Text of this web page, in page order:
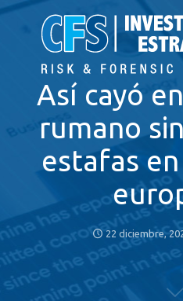
Así cayó
rumano
estafas
22 diciembre,